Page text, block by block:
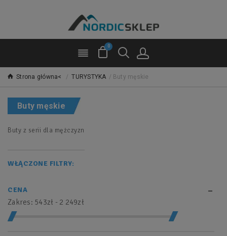
0
Strona główna< / TURYSTYKA / Buty męskie
Buty męskie
Buty z serii dla mężczyzn
WŁĄCZONE FILTRY:
CENA
Zakres: 543zł - 2 249zł